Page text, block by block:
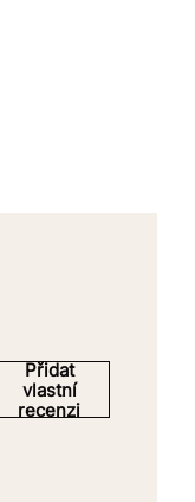
Přidat
vlastní
recenzi